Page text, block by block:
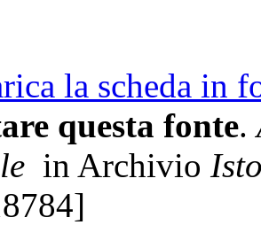
la scheda in
questa fonte.
in Archivio